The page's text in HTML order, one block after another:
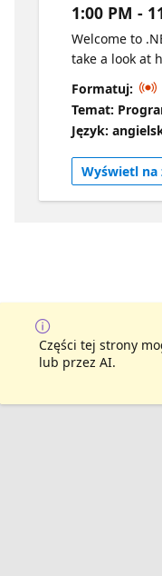
1:00 PM -
Welcome to
take a look at
native and
focusing on
streamlined
AI integration,
performance
applications.
others from
Formatuj:
Temat:
Język:
Wyświetl na
Części tej strony
lub przez AI.